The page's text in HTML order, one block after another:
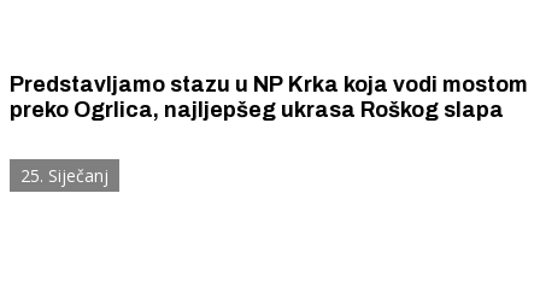
Predstavljamo stazu u NP Krka koja vodi mostom
preko Ogrlica, najljepšeg ukrasa Roškog slapa
25. Siječanj